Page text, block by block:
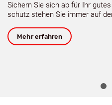
Sichern Sie sich ab für Ihr
schutz stehen Sie immer auf
Mehr erfahren